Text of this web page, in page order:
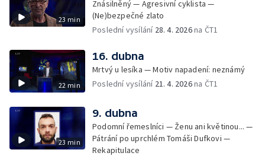
23 min
Znásilněný — Agresivní cyklista —
(Ne)bezpečné zlato
Poslední vysílání 28. 4. 2026na ČT1
22 min
16. dubna
Mrtvý u lesíka — Motiv napadení: neznámý
Poslední vysílání 21. 4. 2026na ČT1
23 min
9. dubna
Podomní řemeslníci — Ženu ani květinou... —
Pátrání po uprchlém Tomáši Dufkovi —
Rekapitulace